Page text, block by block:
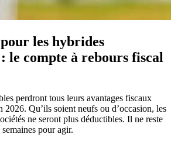
les hybrides
le compte à rebours fiscal
perdront tous leurs avantages fiscaux
2026. Qu’ils soient neufs ou d’occasion, les
ne seront plus déductibles. Il ne reste
pour agir.